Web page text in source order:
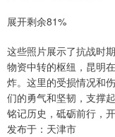
展开剩余81%
这些照片展示了抗战时
物资中转的枢纽，昆明
炸。这里的受损情况和
们的勇气和坚韧，支撑
铭记历史，砥砺前行，
发布于：天津市